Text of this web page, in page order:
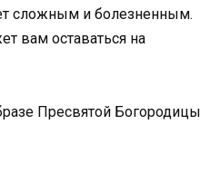
сложным и болезненным.
вам оставаться на
Пресвятой Богородицы